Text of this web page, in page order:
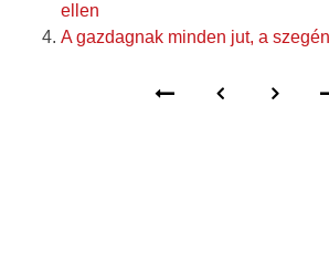
ellen
A gazdagnak minden jut, a